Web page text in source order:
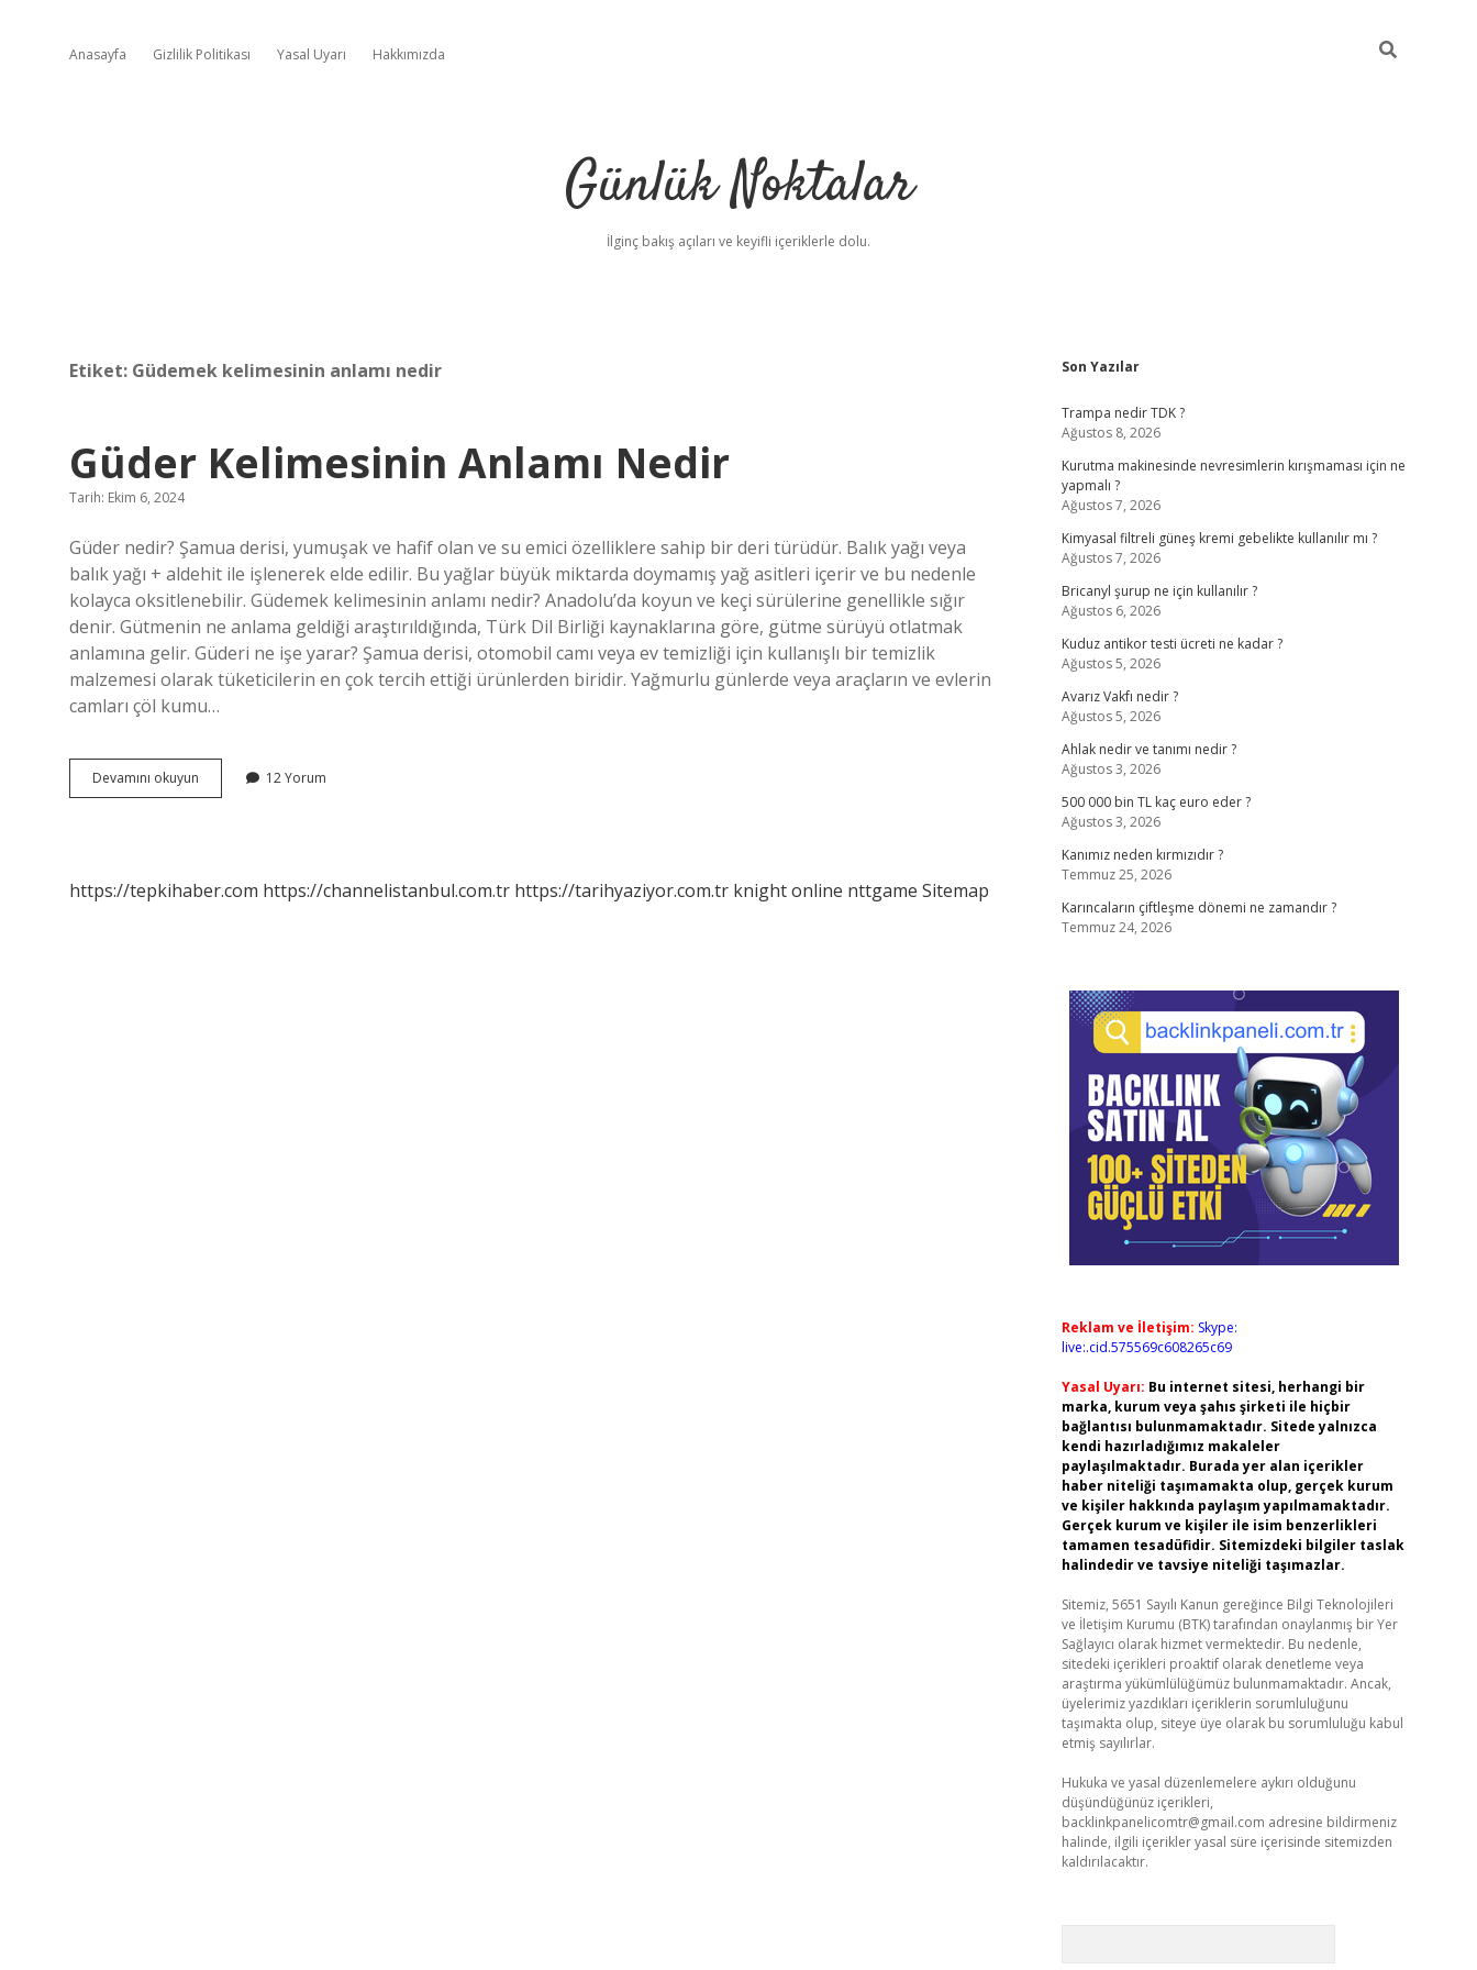
Anasayfa Gizlilik Politikası Yasal Uyarı Hakkımızda
Günlük Noktalar
İlginç bakış açıları ve keyifli içeriklerle dolu.
Etiket: Güdemek kelimesinin anlamı nedir
Güder Kelimesinin Anlamı Nedir
Tarih: Ekim 6, 2024
Güder nedir? Şamua derisi, yumuşak ve hafif olan ve su emici özelliklere sahip bir deri türüdür. Balık yağı veya
balık yağı + aldehit ile işlenerek elde edilir. Bu yağlar büyük miktarda doymamış yağ asitleri içerir ve bu nedenle
kolayca oksitlenebilir. Güdemek kelimesinin anlamı nedir? Anadolu’da koyun ve keçi sürülerine genellikle sığır
denir. Gütmenin ne anlama geldiği araştırıldığında, Türk Dil Birliği kaynaklarına göre, gütme sürüyü otlatmak
anlamına gelir. Güderi ne işe yarar? Şamua derisi, otomobil camı veya ev temizliği için kullanışlı bir temizlik
malzemesi olarak tüketicilerin en çok tercih ettiği ürünlerden biridir. Yağmurlu günlerde veya araçların ve evlerin
camları çöl kumu…
Devamını okuyun
Kelimesinin
12 Yorum
https://tepkihaber.com https://channelistanbul.com.tr https://tarihyaziyor.com.tr knight online nttgame Sitemap
Sidebar
Son Yazılar
Trampa nedir TDK ?
Ağustos 8, 2026
Kurutma makinesinde nevresimlerin kırışmaması için ne
yapmalı ?
Ağustos 7, 2026
Kimyasal filtreli güneş kremi gebelikte kullanılır mı ?
Ağustos 7, 2026
Bricanyl şurup ne için kullanılır ?
Ağustos 6, 2026
Kuduz antikor testi ücreti ne kadar ?
Ağustos 5, 2026
Avarız Vakfı nedir ?
Ağustos 5, 2026
Ahlak nedir ve tanımı nedir ?
Ağustos 3, 2026
500 000 bin TL kaç euro eder ?
Ağustos 3, 2026
Kanımız neden kırmızıdır ?
Temmuz 25, 2026
Karıncaların çiftleşme dönemi ne zamandır ?
Temmuz 24, 2026
Reklam ve İletişim: Skype:
live:.cid.575569c608265c69
Yasal Uyarı: Bu internet sitesi, herhangi bir
marka, kurum veya şahıs şirketi ile hiçbir
bağlantısı bulunmamaktadır. Sitede yalnızca
kendi hazırladığımız makaleler
paylaşılmaktadır. Burada yer alan içerikler
haber niteliği taşımamakta olup, gerçek kurum
ve kişiler hakkında paylaşım yapılmamaktadır.
Gerçek kurum ve kişiler ile isim benzerlikleri
tamamen tesadüfidir. Sitemizdeki bilgiler taslak
halindedir ve tavsiye niteliği taşımazlar.
Sitemiz, 5651 Sayılı Kanun gereğince Bilgi Teknolojileri
ve İletişim Kurumu (BTK) tarafından onaylanmış bir Yer
Sağlayıcı olarak hizmet vermektedir. Bu nedenle,
sitedeki içerikleri proaktif olarak denetleme veya
araştırma yükümlülüğümüz bulunmamaktadır. Ancak,
üyelerimiz yazdıkları içeriklerin sorumluluğunu
taşımakta olup, siteye üye olarak bu sorumluluğu kabul
etmiş sayılırlar.
Hukuka ve yasal düzenlemelere aykırı olduğunu
düşündüğünüz içerikleri,
backlinkpanelicomtr@gmail.com adresine bildirmeniz
halinde, ilgili içerikler yasal süre içerisinde sitemizden
kaldırılacaktır.
vdcasino güncel giriş